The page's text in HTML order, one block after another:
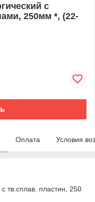
с
250мм *, (22-
Оплата Условия
тв.сплав. пластин, 250